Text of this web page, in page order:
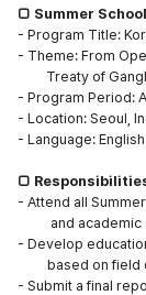
□ Summer
- Program Title:
- Theme: From
Treaty of
- Program Period:
- Location: Seoul,
- Language: English
□
- Attend all
and
- Develop
based on field
- Submit a final